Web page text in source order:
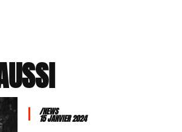
/NEWS
15 JANVIER 2024